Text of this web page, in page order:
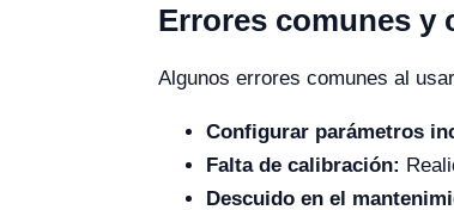
Errores comunes y
Algunos errores comunes al
Configurar parámetros
Falta de calibración:
Descuido en el